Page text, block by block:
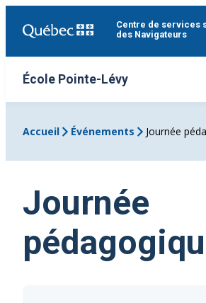
Centre de services
des Navigateurs
École Pointe-Lévy
Accueil
Événements Journée
Journée